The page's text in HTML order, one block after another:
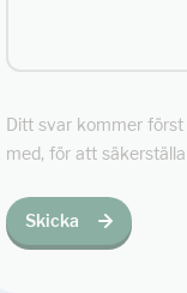
Ditt svar kommer först
med, för att
Skicka